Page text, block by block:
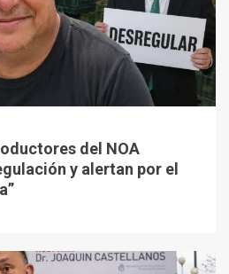
del NOA
y alertan por el